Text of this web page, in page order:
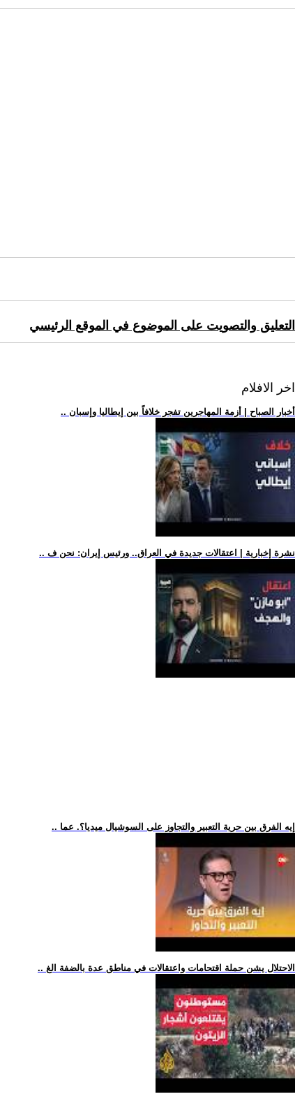
التعليق والتصويت على الموضوع في الموقع الرئيسي
اخر الافلام
.. أخبار الصباح | أزمة المهاجرين تفجر خلافاً بين إيطاليا وإسبان
.. نشرة إخبارية | اعتقالات جديدة في العراق.. ورئيس إيران: نحن ف
.. إيه الفرق بين حرية التعبير والتجاوز على السوشيال ميديا؟. عما
.. الاحتلال يشن حملة اقتحامات واعتقالات في مناطق عدة بالضفة الغ